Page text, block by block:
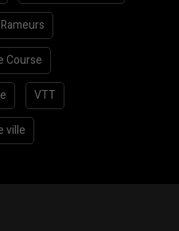
Rameurs
Course
VTT
ville